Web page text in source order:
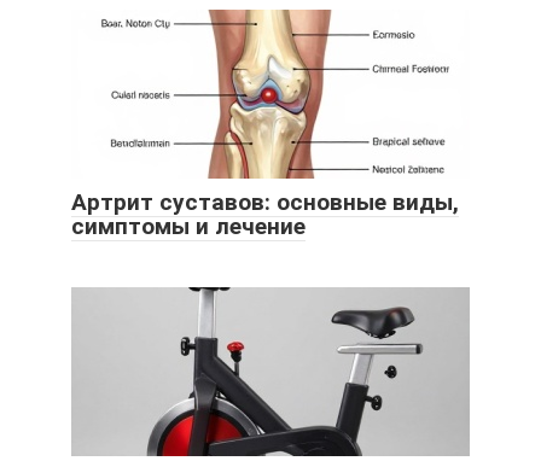
Артрит суставов: основные виды,
симптомы и лечение